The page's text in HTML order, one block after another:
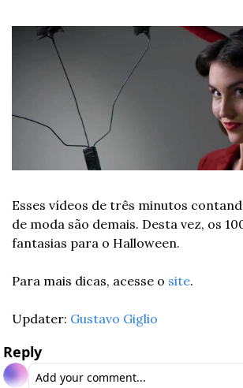
Esses vídeos de três minutos
de moda são demais. Desta vez, os
fantasias para o Halloween.
Para mais dicas, acesse o site.
Updater: Gustavo Giglio
Reply